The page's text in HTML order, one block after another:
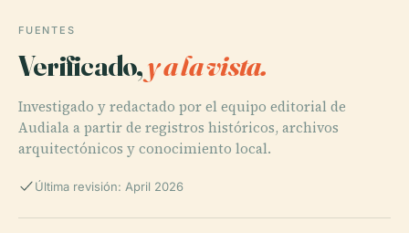
FUENTES
Verificado,y a la vista.
Investigado y redactado por el equipo editorial de
Audiala a partir de registros históricos, archivos
arquitectónicos y conocimiento local.
Última revisión: April 2026